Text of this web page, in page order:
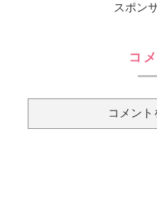
車を
スポン
コ
コメント